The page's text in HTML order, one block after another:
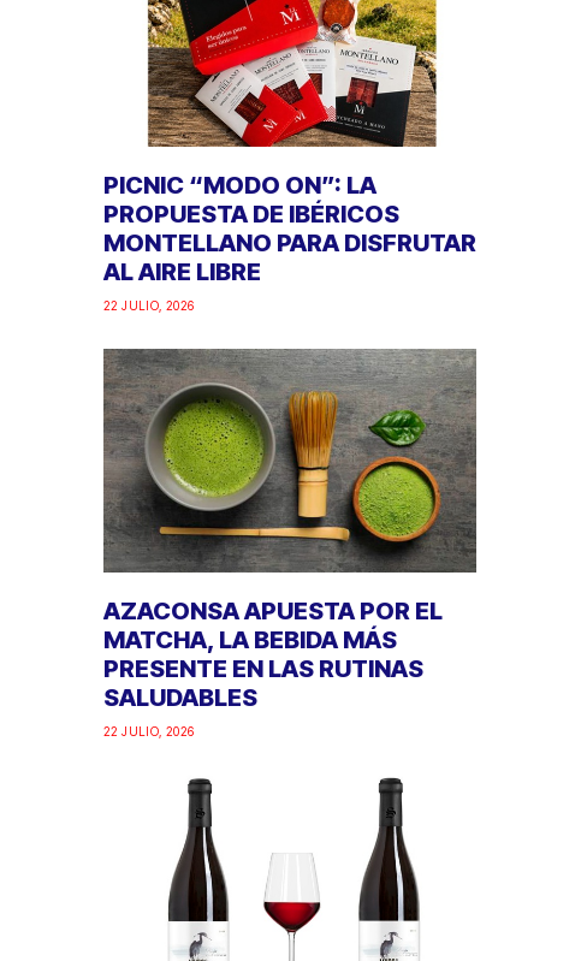
PICNIC “MODO ON”: LA
PROPUESTA DE IBÉRICOS
MONTELLANO PARA DISFRUTAR
AL AIRE LIBRE
22 JULIO, 2026
AZACONSA APUESTA POR EL
MATCHA, LA BEBIDA MÁS
PRESENTE EN LAS RUTINAS
SALUDABLES
22 JULIO, 2026